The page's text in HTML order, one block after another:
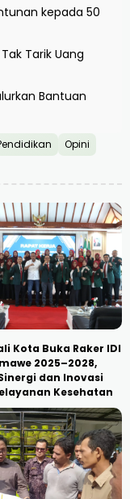
kepada 50
Tarik Uang
Bantuan
Opini
Kota Buka Raker IDI
2025–2028,
dan Inovasi
Kesehatan